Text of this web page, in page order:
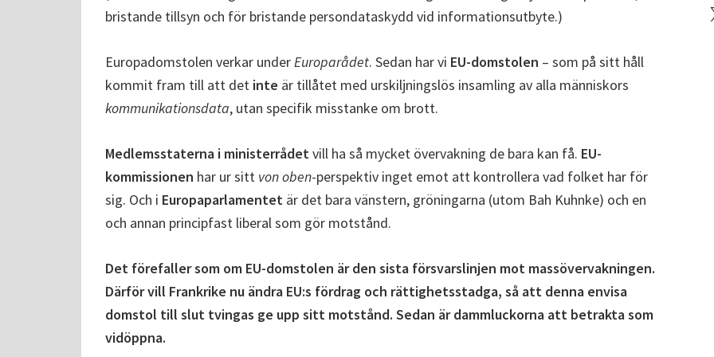
bristande tillsyn och för bristande persondataskydd vid informationsutbyte.)
Europadomstolen verkar underEuroparådet. Sedan har vi EU-domstolen – som på sitt håll
kommit fram till att det inte är tillåtet med urskiljningslös insamling av alla människors
kommunikationsdata, utan specifik misstanke om brott.
Medlemsstaterna i ministerrådetvill ha så mycket övervakning de bara kan få. EU-
kommissionen har ur sitt von oben-perspektiv inget emot att kontrollera vad folket har för
sig. Och i Europaparlamentet är det bara vänstern, gröningarna (utom Bah Kuhnke) och en
och annan principfast liberal som gör motstånd.
Det förefaller som om EU-domstolen är den sista försvarslinjen mot massövervakningen.
Därför vill Frankrike nu ändra EU:s fördrag och rättighetsstadga, så att denna envisa
domstol till slut tvingas ge upp sitt motstånd. Sedan är dammluckorna att betrakta som
vidöppna.